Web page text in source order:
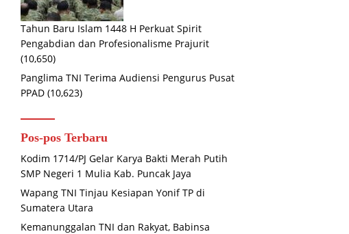
Tahun Baru Islam 1448 H Perkuat Spirit
Pengabdian dan Profesionalisme Prajurit
(10,650)
Panglima TNI Terima Audiensi Pengurus Pusat
PPAD (10,623)
Pos-pos Terbaru
Kodim 1714/PJ Gelar Karya Bakti Merah Putih
SMP Negeri 1 Mulia Kab. Puncak Jaya
Wapang TNI Tinjau Kesiapan Yonif TP di
Sumatera Utara
Kemanunggalan TNI dan Rakyat, Babinsa